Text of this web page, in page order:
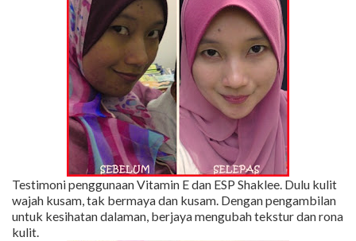
Testimoni penggunaan Vitamin E dan ESP Shaklee. Dulu kulit
wajah kusam, tak bermaya dan kusam. Dengan pengambilan
untuk kesihatan dalaman, berjaya mengubah tekstur dan rona
kulit.